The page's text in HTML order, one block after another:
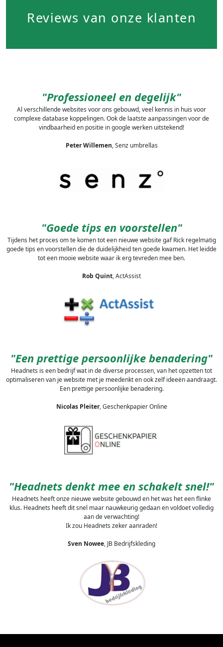
Reviews van onze klanten
"Professioneel en degelijk"
Al verschillende websites voor ons gebouwd, veel kennis in huis voor
complexe database koppelingen. Ook de laatste aanpassingen voor de
vindbaarheid en positie in google werken uitstekend!
Peter Willemen, Senz umbrellas
"Goede tips en voorstellen"
Tijdens het proces om te komen tot een nieuwe website gaf Rick regelmatig
goede tips en voorstellen die de duidelijkheid ten goede kwamen. Het leidde
tot een mooie website waar ik erg tevreden mee ben.
Rob Quint, ActAssist
"Een prettige persoonlijke benadering"
Headnets is een bedrijf wat in de diverse processen, van het opzetten tot
optimaliseren van je website met je meedenkt en ook zelf ideeën aandraagt.
Een prettige persoonlijke benadering.
Nicolas Pleiter, Geschenkpapier Online
"Headnets denkt mee en schakelt snel!"
Headnets heeft onze nieuwe website gebouwd en het was het een flinke
klus. Headnets heeft dit snel maar nauwkeurig gedaan en voldoet volledig
aan de verwachting!
Ik zou Headnets zeker aanraden!
Sven Nowee, JB Bedrijfskleding